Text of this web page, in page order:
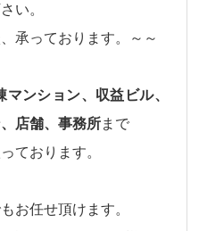
い。
承っております。～～
ンション、収益ビル、
店舗、事務所まで
ております。
お任せ頂けます。